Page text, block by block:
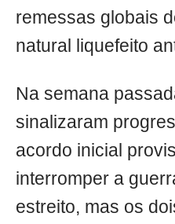
remessas globais
natural liquefeito
Na semana
sinalizaram
acordo inicial
interromper a
estreito, mas os